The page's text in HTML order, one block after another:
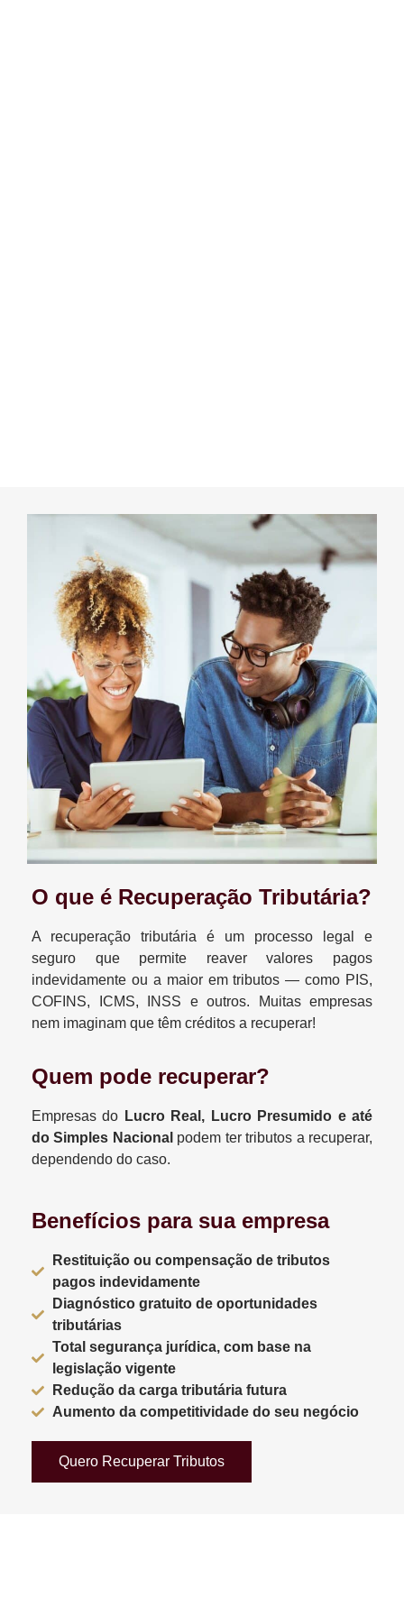
O que é Recuperação Tributária?
A recuperação tributária é um processo legal e
seguro que permite reaver valores pagos
indevidamente ou a maior em tributos — como PIS,
COFINS, ICMS, INSS e outros. Muitas empresas
nem imaginam que têm créditos a recuperar!
Quem pode recuperar?
Empresas do Lucro Real, Lucro Presumido e até
do Simples Nacional podem ter tributos a recuperar,
dependendo do caso.
Benefícios para sua empresa
Restituição ou compensação de tributos
pagos indevidamente
Diagnóstico gratuito de oportunidades
tributárias
Total segurança jurídica, com base na
legislação vigente
Redução da carga tributária futura
Aumento da competitividade do seu negócio
Quero Recuperar Tributos